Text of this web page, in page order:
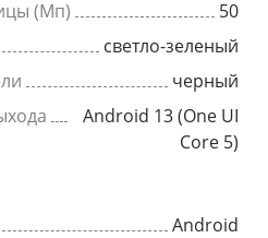
(Мп)
50
светло-зеленый
черный
Android 13 (One UI
Core 5)
Android